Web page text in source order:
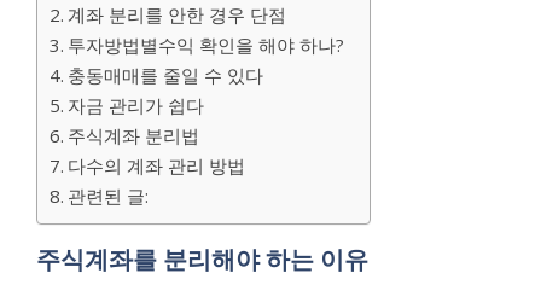
계좌 분리를 안한 경우 단점
투자방법별수익 확인을 해야 하나?
충동매매를 줄일 수 있다
자금 관리가 쉽다
주식계좌 분리법
다수의 계좌 관리 방법
관련된 글:
주식계좌를 분리해야 하는 이유